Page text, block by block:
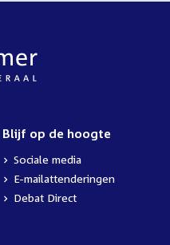
Blijf op de hoogte
Sociale media
E-mailattenderingen
Debat Direct